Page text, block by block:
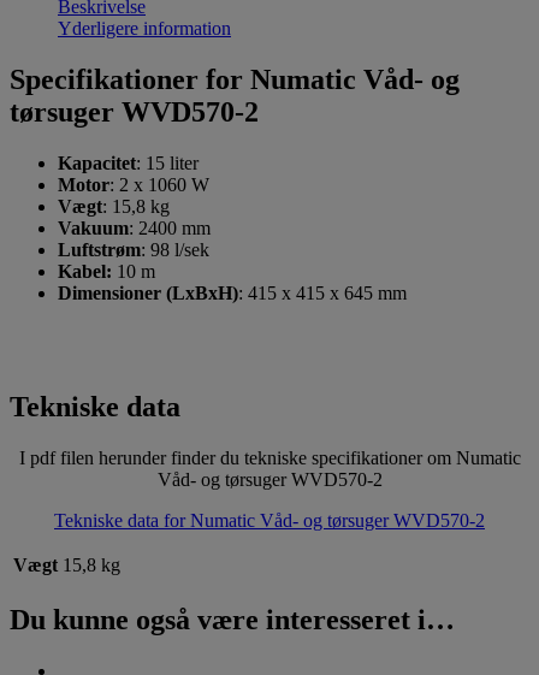
Beskrivelse
Yderligere information
Specifikationer for Numatic Våd- og
tørsuger WVD570-2
Kapacitet: 15 liter
Motor: 2 x 1060 W
Vægt: 15,8 kg
Vakuum: 2400 mm
Luftstrøm: 98 l/sek
Kabel: 10 m
Dimensioner (LxBxH): 415 x 415 x 645 mm
Tekniske data
I pdf filen herunder finder du tekniske specifikationer om Numatic
Våd- og tørsuger WVD570-2
Tekniske data for Numatic Våd- og tørsuger WVD570-2
Vægt 15,8 kg
Du kunne også være interesseret i…